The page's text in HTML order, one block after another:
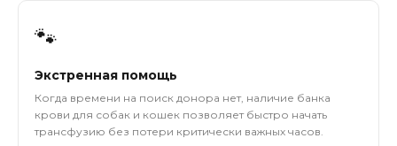
🐾
Экстренная помощь
Когда времени на поиск донора нет, наличие банка
крови для собак и кошек позволяет быстро начать
трансфузию без потери критически важных часов.